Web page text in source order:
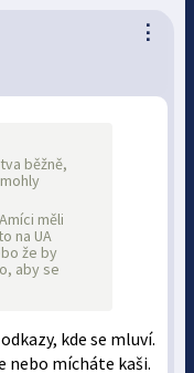
⋮
běžně,
měli
na UA
že by
aby se
kde se mluví.
nebo mícháte kaši.